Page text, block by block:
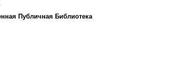
Публичная Библиотека